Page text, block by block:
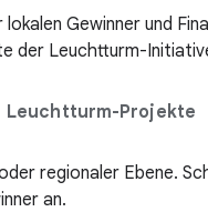
Gewinner und
der Leuchtturm-
Leuchtturm-Projekte
regionaler Ebene.
an.